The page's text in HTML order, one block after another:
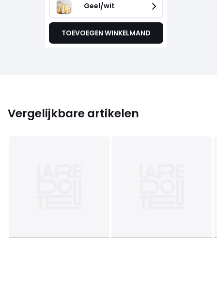
Geel/wit
TOEVOEGEN WINKELMAND
Vergelijkbare artikelen